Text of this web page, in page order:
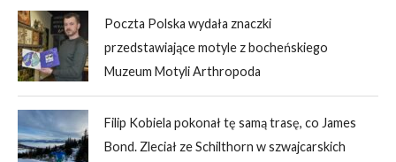
Poczta Polska wydała znaczki
przedstawiające motyle z bocheńskiego
Muzeum Motyli Arthropoda
Filip Kobiela pokonał tę samą trasę, co James
Bond. Zleciał ze Schilthorn w szwajcarskich